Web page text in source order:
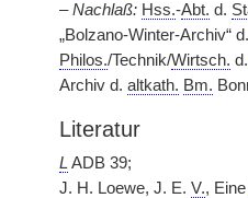
–Nachlaß: Hss.-Abt. d.
„Bolzano-Winter-Archiv“
Philos./Technik/Wirtsch. d.
Archiv d. altkath. Bm.
Literatur
L ADB 39;
J. H. Loewe, J. E. V., Eine